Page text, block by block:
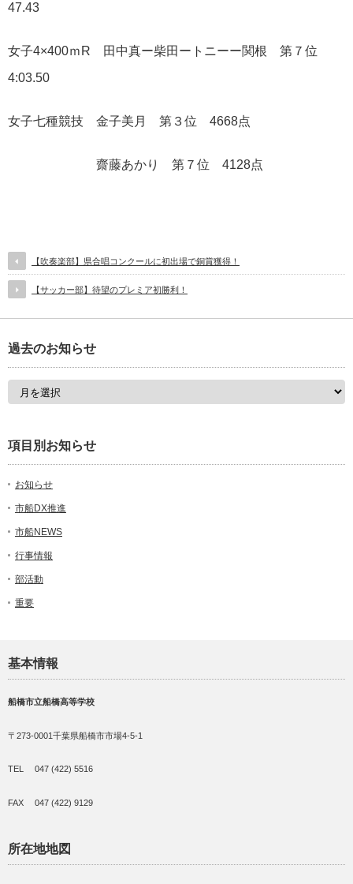
47.43
女子4×400ｍR 田中真ー柴田ートニーー関根 第７位
4:03.50
女子七種競技 金子美月 第３位 4668点
齋藤あかり 第７位 4128点
【吹奏楽部】県合唱コンクールに初出場で銅賞獲得！
【サッカー部】待望のプレミア初勝利！
過去のお知らせ
項目別お知らせ
お知らせ
市船DX推進
市船NEWS
行事情報
部活動
重要
基本情報
船橋市立船橋高等学校
〒273-0001千葉県船橋市市場4-5-1
TEL 047 (422) 5516
FAX 047 (422) 9129
所在地地図